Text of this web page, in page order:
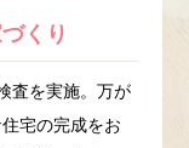
くり
査を実施。万が
宅の完成をお